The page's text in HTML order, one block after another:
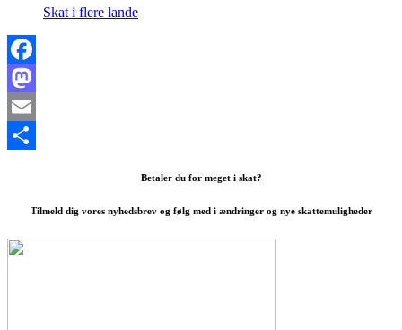
Skat i flere lande
Facebook
Mastodon
Email
Betaler du for meget i skat?
Tilmeld dig vores nyhedsbrev og følg med i ændringer og nye skattemuligheder